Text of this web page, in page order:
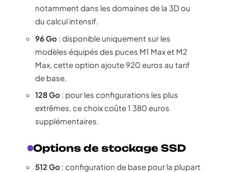
notamment dans les domaines de la 3D ou
du calcul intensif.
96 Go : disponible uniquement sur les
modèles équipés des puces M1 Max et M2
Max, cette option ajoute 920 euros au tarif
de base.
128 Go : pour les configurations les plus
extrêmes, ce choix coûte 1 380 euros
supplémentaires.
Options de stockage SSD
512 Go : configuration de base pour la plupart